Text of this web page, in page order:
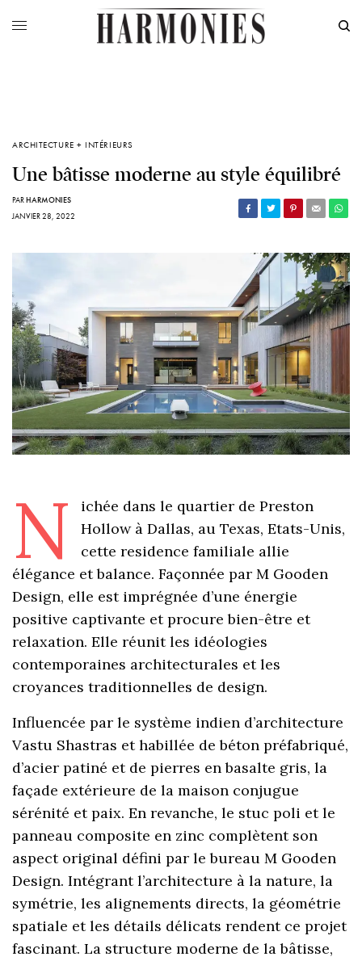
ARCHITECTURE + INTÉRIEURS
Une bâtisse moderne au style équilibré
PARHARMONIES
JANVIER 28, 2022
N
ichée dans le quartier de Preston
Hollow à Dallas, au Texas, Etats-Unis,
cette residence familiale allie
élégance et balance. Façonnée par M Gooden
Design, elle est imprégnée d’une énergie
positive captivante et procure bien-être et
relaxation. Elle réunit les idéologies
contemporaines architecturales et les
croyances traditionnelles de design.
Influencée par le système indien d’architecture
Vastu Shastras et habillée de béton préfabriqué,
d’acier patiné et de pierres en basalte gris, la
façade extérieure de la maison conjugue
sérénité et paix. En revanche, le stuc poli et le
panneau composite en zinc complètent son
aspect original défini par le bureau M Gooden
Design. Intégrant l’architecture à la nature, la
symétrie, les alignements directs, la géométrie
spatiale et les détails délicats rendent ce projet
fascinant. La structure moderne de la bâtisse,